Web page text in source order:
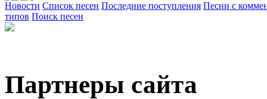
Новости Cписок песен Последние поступления Песни с
типов Поиск песен
Партнеры сайта